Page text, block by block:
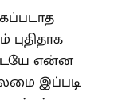
என்ன
இப்படி